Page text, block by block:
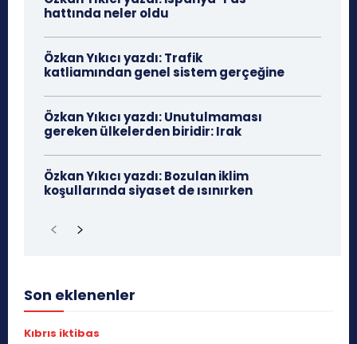
hattında neler oldu
Özkan Yıkıcı yazdı: Trafik
katliamından genel sistem gerçeğine
Özkan Yıkıcı yazdı: Unutulmaması
gereken ülkelerden biridir: Irak
Özkan Yıkıcı yazdı: Bozulan iklim
koşullarında siyaset de ısınırken
Son eklenenler
Kıbrıs iktibas